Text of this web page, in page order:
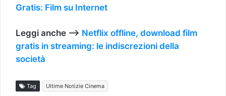
Gratis: Film su Internet
Leggi anche —> Netflix offline, download film
gratis in streaming: le indiscrezioni della
società
Tag Ultime Notizie Cinema